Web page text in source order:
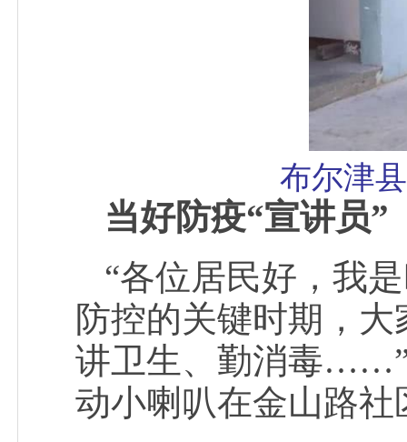
布尔津
当好防疫“宣讲员”
“各位居民好，我
防控的关键时期，
讲卫生、勤消毒
动小喇叭在金山路